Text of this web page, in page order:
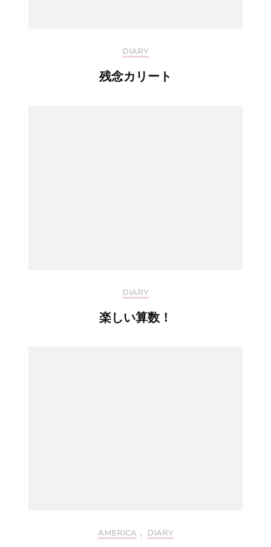
DIARY
残念カリート
DIARY
楽しい算数！
AMERICA , DIARY